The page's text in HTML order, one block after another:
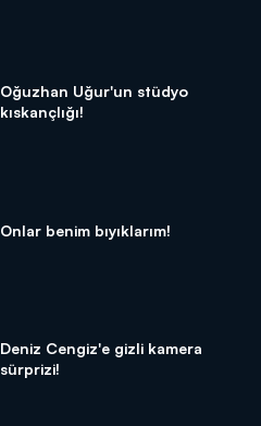
Oğuzhan Uğur'un stüdyo
kıskançlığı!
Onlar benim bıyıklarım!
Deniz Cengiz'e gizli kamera
sürprizi!